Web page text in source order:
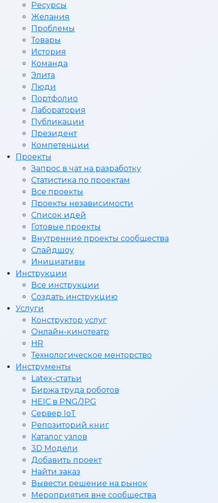
Ресурсы
Желания
Проблемы
Товары
История
Команда
Элита
Люди
Портфолио
Лаборатория
Публикации
Президент
Компетенции
Проекты
Запрос в чат на разработку
Статистика по проектам
Все проекты
Проекты независимости
Список идей
Готовые проекты
Внутренние проекты сообщества
Слайдшоу
Инициативы
Инструкции
Все инструкции
Создать инструкцию
Услуги
Конструктор услуг
Онлайн-кинотеатр
HR
Технологическое менторство
Инструменты
Latex-статьи
Биржа труда роботов
HEIC в PNG/JPG
Сервер IoT
Репозиторий книг
Каталог узлов
3D Модели
Добавить проект
Найти заказ
Вывести решение на рынок
Мероприятия вне сообщества